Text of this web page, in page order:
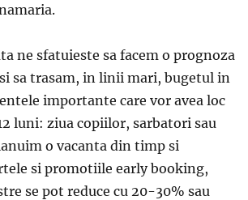
ne sfatuieste sa facem o prognoza
sa trasam, in linii mari, bugetul in
importante care vor avea loc
luni: ziua copiilor, sarbatori sau
o vacanta din timp si
si promotiile early booking,
se pot reduce cu 20-30% sau